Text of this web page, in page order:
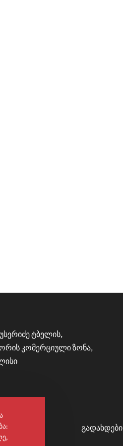
ტბელის,
კომერციული ზონა,
გადახდები